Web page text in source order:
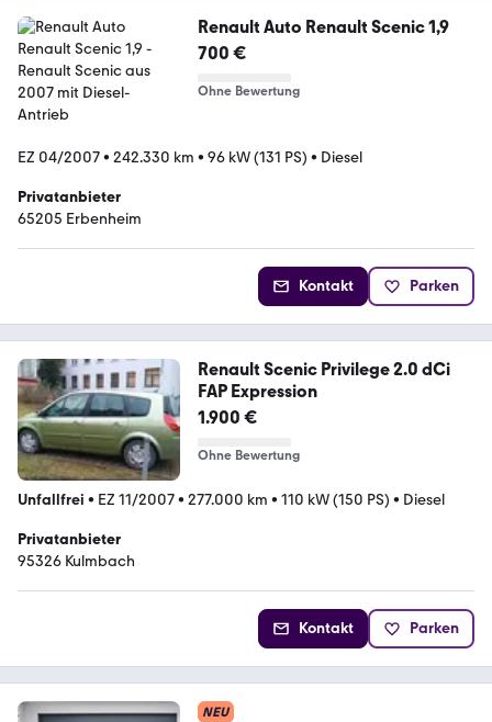
Renault Auto Renault Scenic 1,9
700 €
Ohne Bewertung
EZ 04/2007• 242.330 km • 96 kW (131 PS) • Diesel
Privatanbieter
65205 Erbenheim
Kontakt Parken
Renault Scenic Privilege 2.0 dCi
FAP Expression
1.900 €
Ohne Bewertung
Unfallfrei • EZ 11/2007• 277.000 km • 110 kW (150 PS) • Diesel
Privatanbieter
95326 Kulmbach
Kontakt Parken
NEU